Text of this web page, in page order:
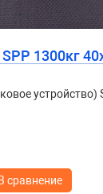
1300кг
устройство)
В сравнение